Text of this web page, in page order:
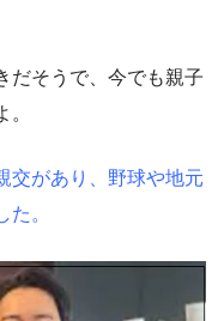
だそうで、今でも親子
交があり、野球や地元
。